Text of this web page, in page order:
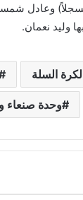
وعادل
السلة
وحدة صنعاء و22 مايو